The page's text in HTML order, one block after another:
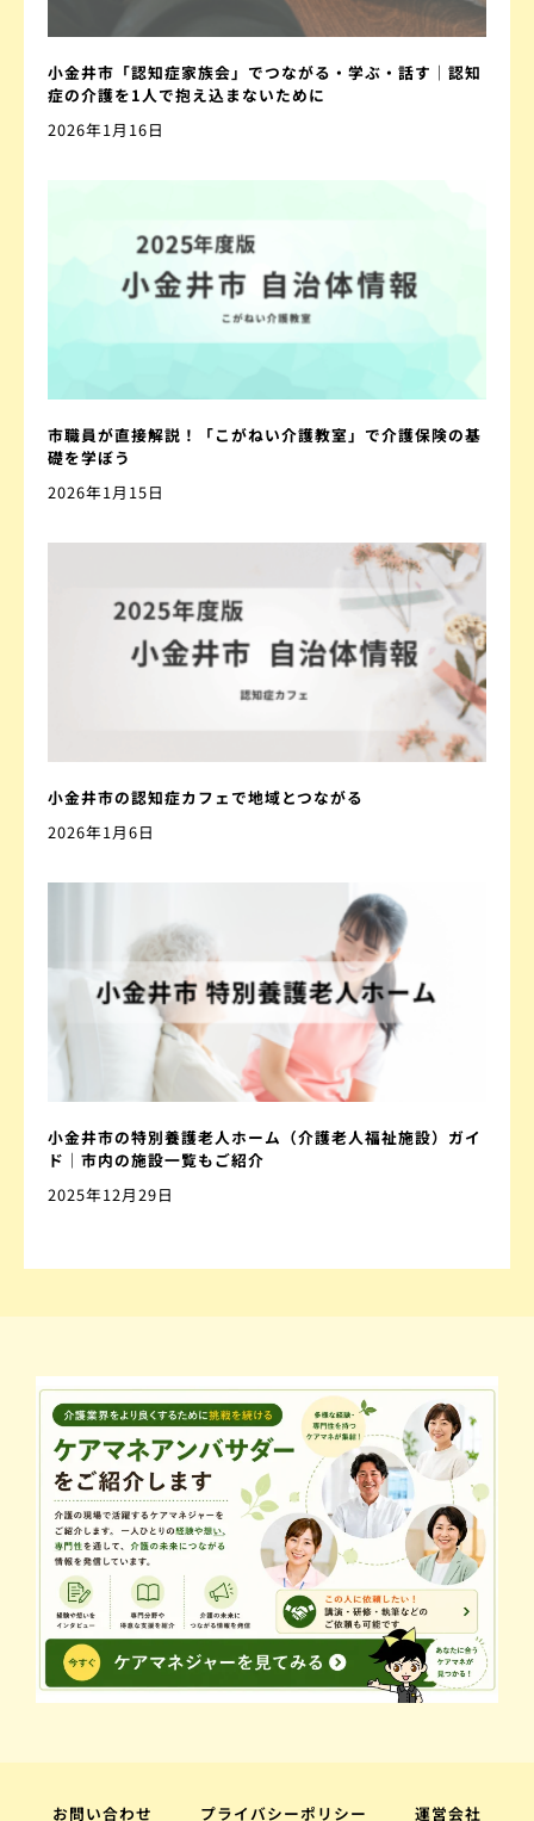
小金井市「認知症家族会」でつながる・学ぶ・話す｜認知
症の介護を1人で抱え込まないために
2026年1月16日
市職員が直接解説！「こがねい介護教室」で介護保険の基
礎を学ぼう
2026年1月15日
小金井市の認知症カフェで地域とつながる
2026年1月6日
小金井市の特別養護老人ホーム（介護老人福祉施設）ガイ
ド｜市内の施設一覧もご紹介
2025年12月29日
お問い合わせ プライバシーポリシー 運営会社